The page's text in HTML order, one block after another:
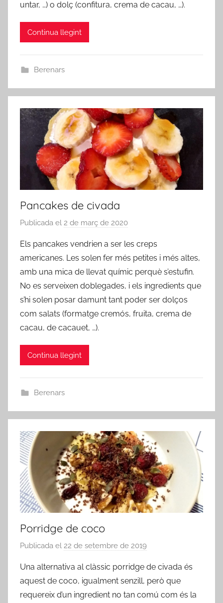
n
untar, …) o dolç (confitura, crema de cacau, …).
Continua llegint
Berenars
Pancakes de civada
Publicada el 2 de març de 2020
r
a
d
m
i
n
Els pancakes vendrien a ser les creps
americanes. Les solen fer més petites i més altes,
amb una mica de llevat químic perquè s’estufin.
No es serveixen doblegades, i els ingredients que
s’hi solen posar damunt tant poder ser dolços
com salats (formatge cremós, fruita, crema de
cacau, de cacauet, …).
Continua llegint
Berenars
Porridge de coco
Publicada el 22 de setembre de 2019
r
a
d
Una alternativa al clàssic porridge de civada és
aquest de coco, igualment senzill, però que
requereix d’un ingredient no tan comú com és la